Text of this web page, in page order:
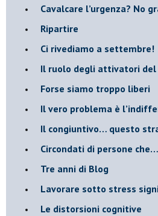
​Cavalcare l’urgenza? No
Ripartire
​Ci rivediamo a settembre!
​Il ruolo degli attivatori del
​Forse siamo troppo liberi
​Il vero problema è
​Il congiuntivo… questo
​Circondati di persone che…
​Tre anni di Blog
​Lavorare sotto stress
​Le distorsioni cognitive